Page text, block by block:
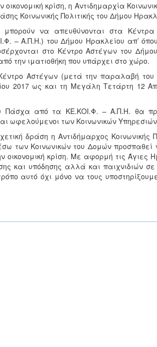
οικονομική κρίση, η Αντιδημαρχία
Κοινωνικής Πολιτικής του Δήμου
μπορούν να απευθύνονται στα Κέντρα
– Α.Π.Η.) του Δήμου Ηρακλείου απ’
στο Κέντρο Αστέγων του
την ιματιοθήκη που υπάρχει στο χώρο.
Αστέγων (μετά την παραλαβή του
2017 ως και τη Μεγάλη Τετάρτη 12
Πάσχα από τα ΚΕ.ΚΟΙ.Φ. – Α.Π.Η. θα
ωφελούμενοι των Κοινωνικών
δράση η Αντιδήμαρχος
των Κοινωνικών του Δομών προσπαθεί
οικονομική κρίση. Με αφορμή τις
και υπόδησης αλλά και παιχνιδιών
αυτό όχι μόνο να τους